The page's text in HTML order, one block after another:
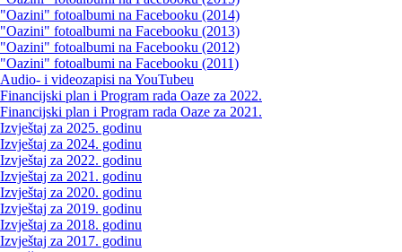
"Oazini" fotoalbumi na Facebooku (2014)
"Oazini" fotoalbumi na Facebooku (2013)
"Oazini" fotoalbumi na Facebooku (2012)
"Oazini" fotoalbumi na Facebooku (2011)
Audio- i videozapisi na YouTubeu
Financijski plan i Program rada Oaze za 2022.
Financijski plan i Program rada Oaze za 2021.
Izvještaj za 2025. godinu
Izvještaj za 2024. godinu
Izvještaj za 2022. godinu
Izvještaj za 2021. godinu
Izvještaj za 2020. godinu
Izvještaj za 2019. godinu
Izvještaj za 2018. godinu
Izvještaj za 2017. godinu